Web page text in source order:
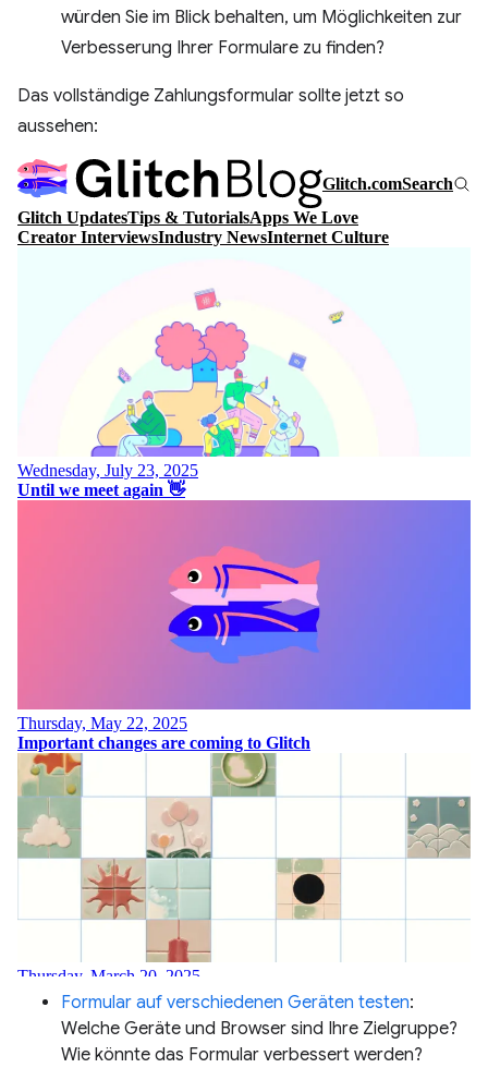
würden Sie im Blick behalten, um Möglichkeiten zur
Verbesserung Ihrer Formulare zu finden?
Das vollständige Zahlungsformular sollte jetzt so
aussehen:
Formular auf verschiedenen Geräten testen:
Welche Geräte und Browser sind Ihre Zielgruppe?
Wie könnte das Formular verbessert werden?